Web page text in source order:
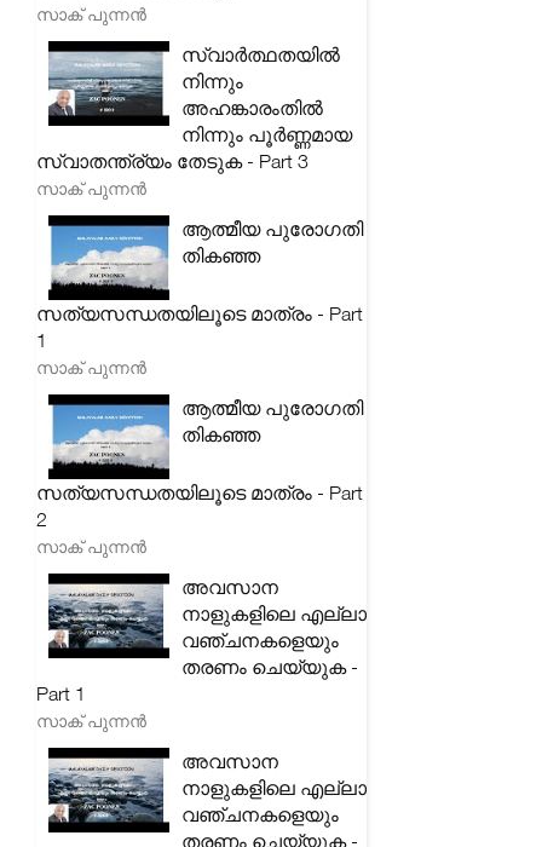
സാക് പുന്നൻ
സ്വാർത്ഥതയിൽ
നിന്നും
അഹങ്കാരംതിൽ
നിന്നും പൂർണ്ണമായ
സ്വാതന്ത്ര്യം തേടുക - Part 3
സാക് പുന്നൻ
ആത്മീയ പുരോഗതി
തികഞ്ഞ
സത്യസന്ധതയിലൂടെ മാത്രം - Part
1
സാക് പുന്നൻ
ആത്മീയ പുരോഗതി
തികഞ്ഞ
സത്യസന്ധതയിലൂടെ മാത്രം - Part
2
സാക് പുന്നൻ
അവസാന
നാളുകളിലെ എല്ലാ
വഞ്ചനകളെയും
തരണം ചെയ്യുക -
Part 1
സാക് പുന്നൻ
അവസാന
നാളുകളിലെ എല്ലാ
വഞ്ചനകളെയും
തരണം ചെയ്യുക -